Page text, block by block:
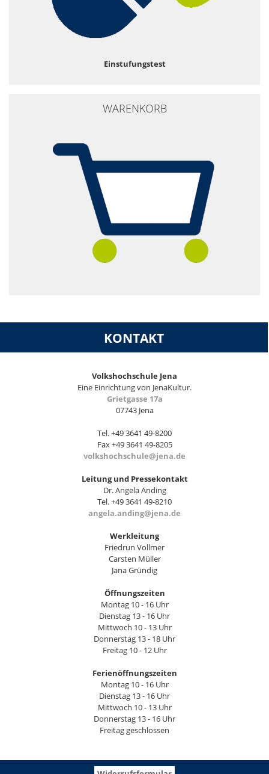
Einstufungstest
WARENKORB
KONTAKT
Volkshochschule Jena
Eine Einrichtung von JenaKultur.
Grietgasse 17a
07743 Jena
Tel. +49 3641 49-8200
Fax +49 3641 49-8205
volkshochschule@jena.de
Leitung und Pressekontakt
Dr. Angela Anding
Tel. +49 3641 49-8210
angela.anding@jena.de
Werkleitung
Friedrun Vollmer
Carsten Müller
Jana Gründig
Öffnungszeiten
Montag 10 - 16 Uhr
Dienstag 13 - 16 Uhr
Mittwoch 10 - 13 Uhr
Donnerstag 13 - 18 Uhr
Freitag 10 - 12 Uhr
Ferienöffnungszeiten
Montag 10 - 16 Uhr
Dienstag 13 - 16 Uhr
Mittwoch 10 - 13 Uhr
Donnerstag 13 - 16 Uhr
Freitag geschlossen